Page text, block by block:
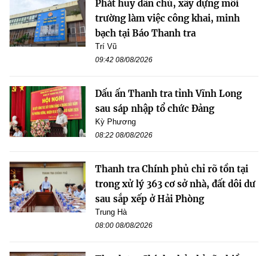
Phát huy dân chủ, xây dựng môi
trường làm việc công khai, minh
bạch tại Báo Thanh tra
Trí Vũ
09:42 08/08/2026
Dấu ấn Thanh tra tỉnh Vĩnh Long
sau sáp nhập tổ chức Đảng
Kỳ Phương
08:22 08/08/2026
Thanh tra Chính phủ chỉ rõ tồn tại
trong xử lý 363 cơ sở nhà, đất dôi dư
sau sắp xếp ở Hải Phòng
Trung Hà
08:00 08/08/2026